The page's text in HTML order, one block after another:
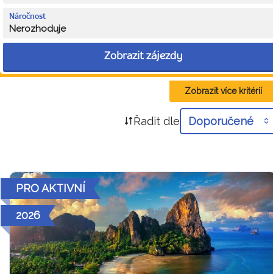
Náročnost
Nerozhoduje
Zobrazit zájezdy
Zobrazit více kritérií
Řadit dle Doporučené
PRO AKTIVNÍ
2026